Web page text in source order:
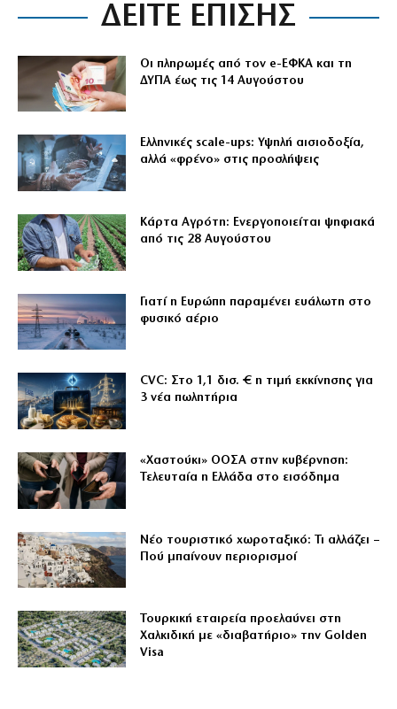
ΔΕΙΤΕ ΕΠΙΣΗΣ
Οι πληρωμές από τον e-ΕΦΚΑ και τη
ΔΥΠΑ έως τις 14 Αυγούστου
Ελληνικές scale-ups: Υψηλή αισιοδοξία,
αλλά «φρένο» στις προσλήψεις
Κάρτα Αγρότη: Ενεργοποιείται ψηφιακά
από τις 28 Αυγούστου
Γιατί η Ευρώπη παραμένει ευάλωτη στο
φυσικό αέριο
CVC: Στο 1,1 δισ. € η τιμή εκκίνησης για
3 νέα πωλητήρια
«Χαστούκι» ΟΟΣΑ στην κυβέρνηση:
Τελευταία η Ελλάδα στο εισόδημα
Νέο τουριστικό χωροταξικό: Τι αλλάζει –
Πού μπαίνουν περιορισμοί
Τουρκική εταιρεία προελαύνει στη
Χαλκιδική με «διαβατήριο» την Golden
Visa